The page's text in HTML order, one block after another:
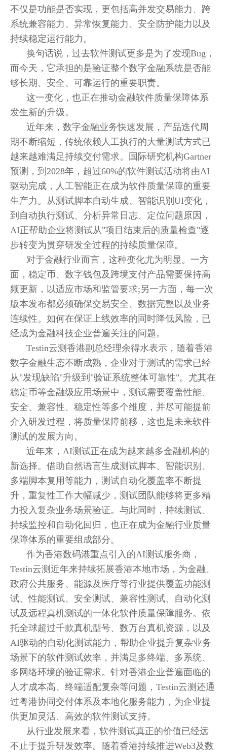
不仅是功能是否实现，更包括高并发交易能力、跨
系统兼容能力、异常恢复能力、安全防护能力以及
持续稳定运行能力。
换句话说，过去软件测试更多是为了发现Bug，
而今天，它承担的是验证整个数字金融系统是否能
够长期、安全、可靠运行的重要职责。
这一变化，也正在推动金融软件质量保障体系
发生新的升级。
近年来，数字金融业务快速发展，产品迭代周
期不断缩短，传统依赖人工执行的大量测试方式已
越来越难满足持续交付需求。国际研究机构Gartner
预测，到2028年，超过60%的软件测试活动将由AI
驱动完成，人工智能正在成为软件质量保障的重要
生产力。从测试脚本自动生成、智能识别UI变化，
到自动执行测试、分析异常日志、定位问题原因，
AI正帮助企业将测试从"项目结束后的质量检查"逐
步转变为贯穿研发全过程的持续质量保障。
对于金融行业而言，这种变化尤为明显。一方
面，稳定币、数字钱包及跨境支付产品需要保持高
频更新，以适应市场和监管要求;另一方面，每一次
版本发布都必须确保交易安全、数据完整以及业务
连续性。如何在保证上线效率的同时降低风险，已
经成为金融科技企业普遍关注的问题。
Testin云测香港副总经理余得水表示，随着香港
数字金融生态不断成熟，企业对于测试的需求已经
从"发现缺陷"升级到"验证系统整体可靠性"。尤其在
稳定币等金融级应用场景中，测试需要覆盖性能、
安全、兼容性、稳定性等多个维度，并尽可能提前
介入研发过程，将质量保障前移，这也是未来软件
测试的发展方向。
近年来，AI测试正在成为越来越多金融机构的
新选择。借助自然语言生成测试脚本、智能识别、
多端脚本复用等能力，测试自动化覆盖率不断提
升，重复性工作大幅减少，测试团队能够将更多精
力投入复杂业务场景验证。与此同时，持续测试、
持续监控和自动化回归，也正在成为金融行业质量
保障体系的重要组成部分。
作为香港数码港重点引入的AI测试服务商，
Testin云测近年来持续拓展香港本地市场，为金融、
政府公共服务、能源及医疗等行业提供覆盖功能测
试、性能测试、安全测试、兼容性测试、自动化测
试及远程真机测试的一体化软件质量保障服务。依
托全球超过千款真机型号、数万台真机资源，以及
AI驱动的自动化测试能力，帮助企业提升复杂业务
场景下的软件测试效率，并满足多终端、多系统、
多网络环境的验证需求。针对香港企业普遍面临的
人才成本高、终端适配复杂等问题，Testin云测还通
过粤港协同交付体系及本地化服务能力，为企业提
供更加灵活、高效的软件测试支持。
从行业发展来看，软件测试真正的价值已经远
不止于提升研发效率。随着香港持续推进Web3及数